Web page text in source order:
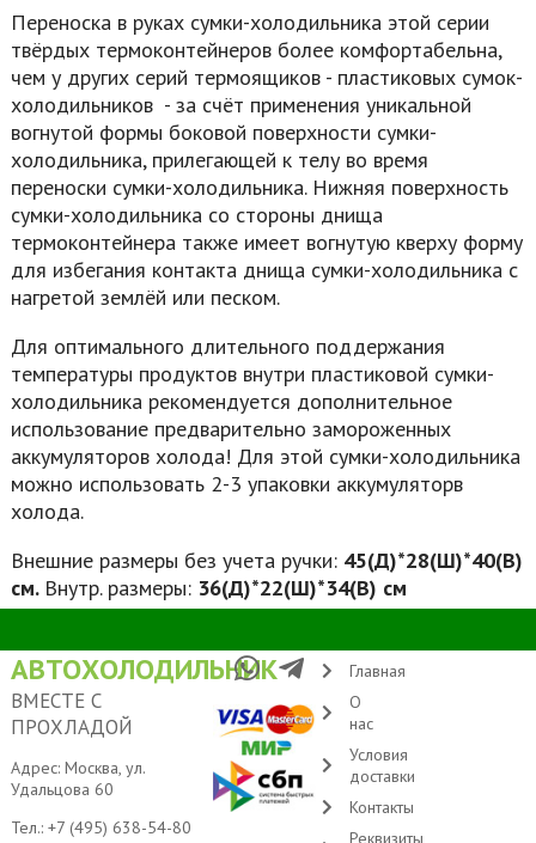
Переноска в руках сумки-холодильника этой серии
твёрдых термоконтейнеров более комфортабельна,
чем у других серий термоящиков - пластиковых сумок-
холодильников - за счёт применения уникальной
вогнутой формы боковой поверхности сумки-
холодильника, прилегающей к телу во время
переноски сумки-холодильника. Нижняя поверхность
сумки-холодильника со стороны днища
термоконтейнера также имеет вогнутую кверху форму
для избегания контакта днища сумки-холодильника с
нагретой землёй или песком.
Для оптимального длительного поддержания
температуры продуктов внутри пластиковой сумки-
холодильника рекомендуется дополнительное
использование предварительно замороженных
аккумуляторов холода! Для этой сумки-холодильника
можно использовать 2-3 упаковки аккумуляторв
холода.
Внешние размеры без учета ручки: 45(Д)*28(Ш)*40(В)
см. Внутр. размеры: 36(Д)*22(Ш)*34(В) см
АВТОХОЛОДИЛЬНИК
ВМЕСТЕ С
ПРОХЛАДОЙ
Адрес: Москва, ул.
Удальцова 60
Тел.: +7 (495) 638-54-80
Главная
О
нас
Условия
доставки
Контакты
Реквизиты